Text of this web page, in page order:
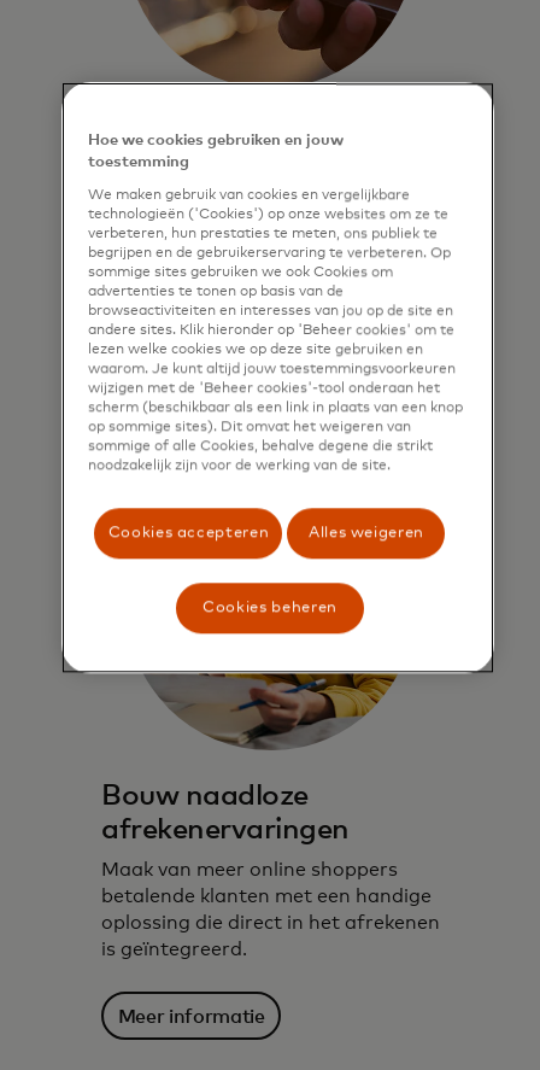
Bied snelle, eenvoudige en
veilige betalingen aan
Maak veilige, eenvoudige en
wrijvingsloze account-naar-account
betalingen mogelijk vanaf elk
platform binnen financiële
ecosystemen.
Meer informatie
Bouw naadloze
afrekenervaringen
Maak van meer online shoppers
betalende klanten met een handige
oplossing die direct in het afrekenen
is geïntegreerd.
Meer informatie
Hoe we cookies gebruiken en jouw
toestemming
We maken gebruik van cookies en vergelijkbare
technologieën ('Cookies') op onze websites om ze te
verbeteren, hun prestaties te meten, ons publiek te
begrijpen en de gebruikerservaring te verbeteren. Op
sommige sites gebruiken we ook Cookies om
advertenties te tonen op basis van de
browseactiviteiten en interesses van jou op de site en
andere sites. Klik hieronder op 'Beheer cookies' om te
lezen welke cookies we op deze site gebruiken en
waarom. Je kunt altijd jouw toestemmingsvoorkeuren
wijzigen met de 'Beheer cookies'-tool onderaan het
scherm (beschikbaar als een link in plaats van een knop
op sommige sites). Dit omvat het weigeren van
sommige of alle Cookies, behalve degene die strikt
noodzakelijk zijn voor de werking van de site.
Cookies accepteren Alles weigeren
Cookies beheren